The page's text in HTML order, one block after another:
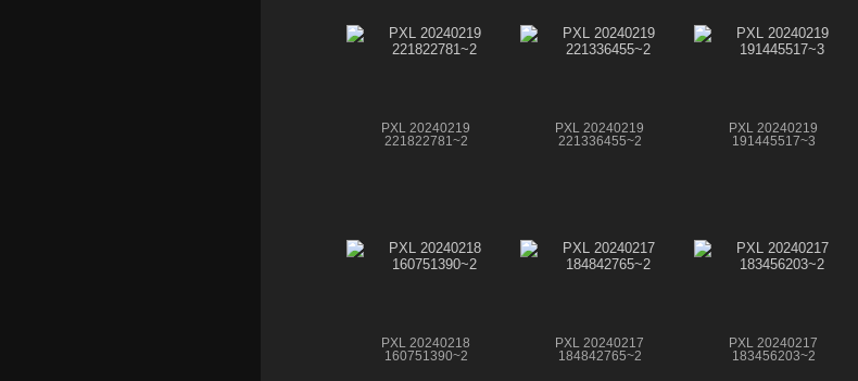
PXL 20240219
221822781~2
PXL 20240219
221336455~2
PXL 20240219
191445517~3
PXL 20240218
160751390~2
PXL 20240217
184842765~2
PXL 20240217
183456203~2